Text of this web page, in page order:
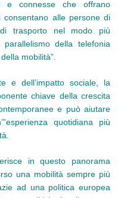
e connesse che offrano
alle persone di
trasporto nel modo più
della telefonia
mobilità”.
e dell’impatto sociale, la
chiave della crescita
e può aiutare
quotidiana più
in questo panorama
una mobilità sempre più
ad una politica europea